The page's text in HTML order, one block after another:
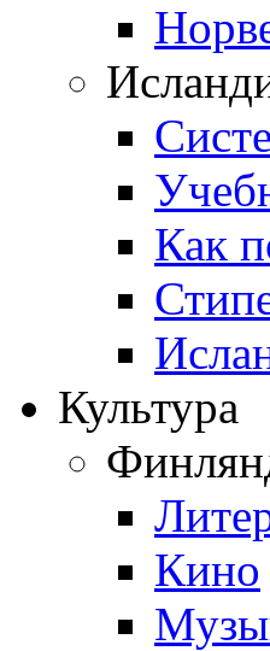
Как
Культура
Кино